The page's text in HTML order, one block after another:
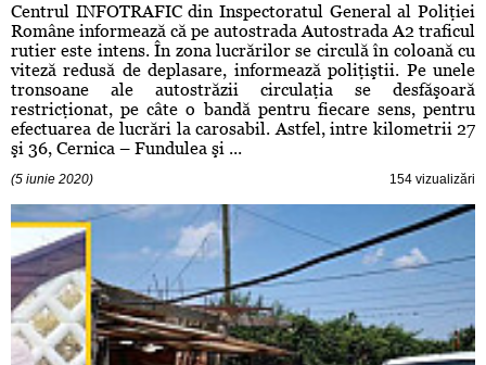
Centrul INFOTRAFIC din Inspectoratul General al Poliţiei
Române informează că pe autostrada Autostrada A2 traficul
rutier este intens. În zona lucrărilor se circulă în coloană cu
viteză redusă de deplasare, informează poliţiştii. Pe unele
tronsoane ale autostrăzii circulaţia se desfăşoară
restricţionat, pe câte o bandă pentru fiecare sens, pentru
efectuarea de lucrări la carosabil. Astfel, intre kilometrii 27
şi 36, Cernica – Fundulea şi ...
(5 iunie 2020) 154 vizualizări